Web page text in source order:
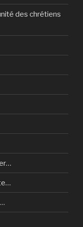
des chrétiens